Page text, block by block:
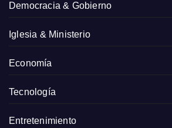
Democracia & Gobierno
Iglesia & Ministerio
Economía
Tecnología
Entretenimiento